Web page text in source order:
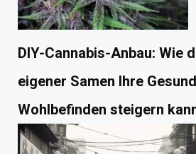
DIY-Cannabis-Anbau: Wie
eigener Samen Ihre
Wohlbefinden steigern